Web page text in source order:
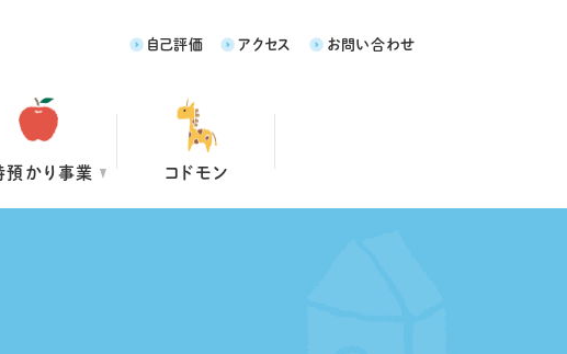
預かり事業 コドモン
自己評価 アクセス お問い合わせ